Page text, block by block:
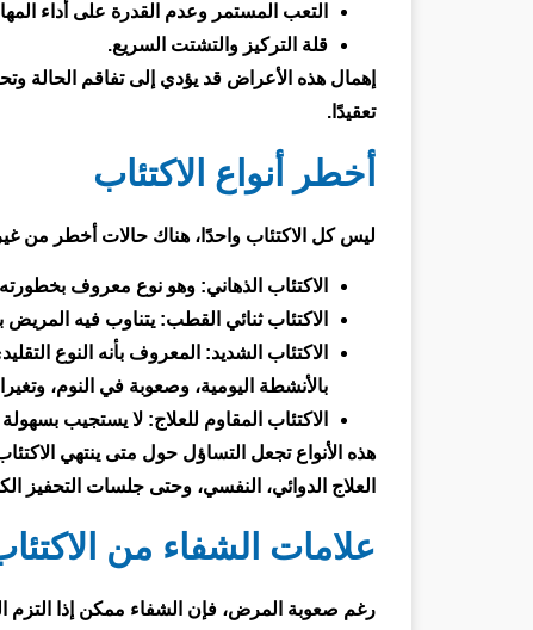
التعب المستمر وعدم القدرة على أداء
قلة التركيز والتشتت السريع.
إهمال هذه الأعراض قد يؤدي إلى تفاقم الحالة
تعقيدًا.
أخطر أنواع الاكتئاب
ليس كل الاكتئاب واحدًا، هناك حالات أخطر من
الاكتئاب الذهاني: وهو نوع معروف
الاكتئاب ثنائي القطب: يتناوب فيه
الاكتئاب الشديد: المعروف بأنه النوع
بالأنشطة اليومية، وصعوبة في النوم،
الاكتئاب المقاوم للعلاج: لا يستجيب بسهولة
هذه الأنواع تجعل التساؤل حول متى ينتهي
العلاج الدوائي، النفسي، وحتى جلسات التحفيز
علامات الشفاء من
رغم صعوبة المرض، فإن الشفاء ممكن إذا التزم